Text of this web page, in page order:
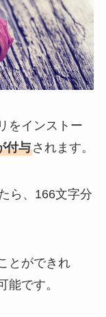
をインストー
付与されます。
ら、166文字分
とができれ
能です。